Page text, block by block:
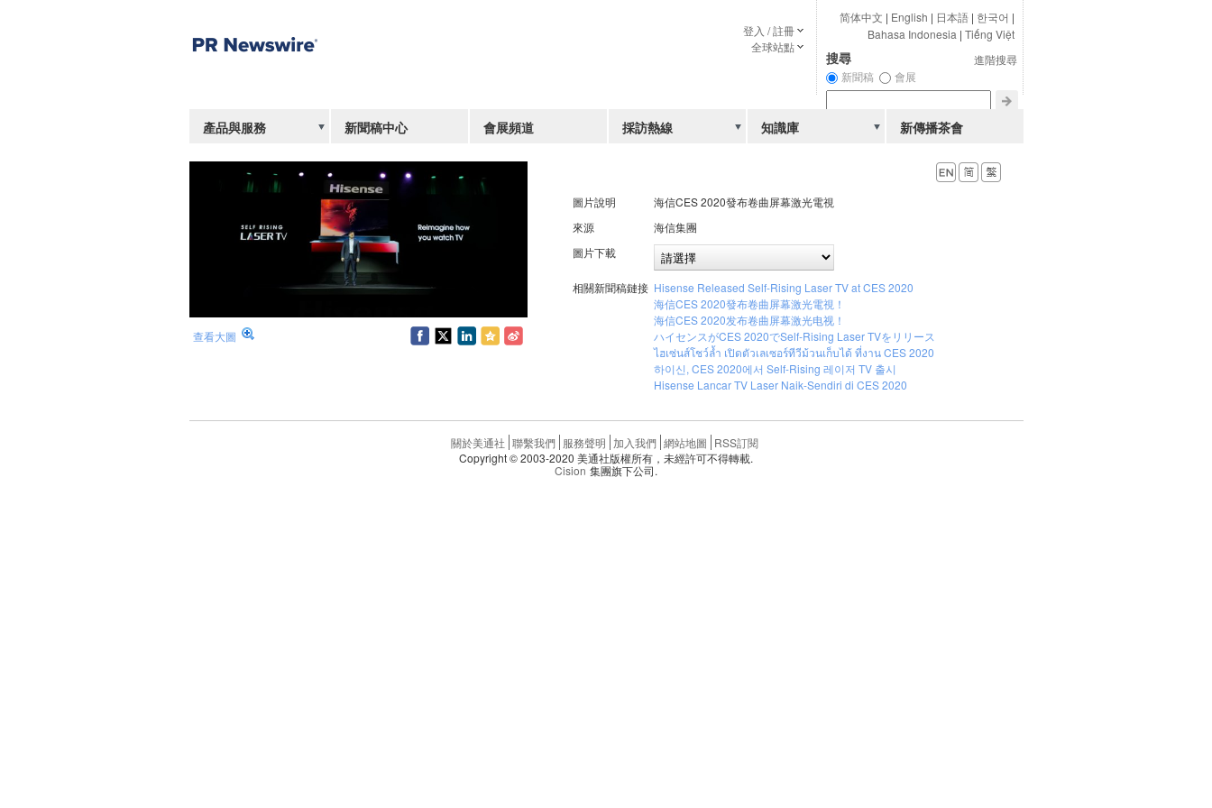
查看大圖
圖片說明
海信CES 2020發布卷曲屏幕激光電視
來源
海信集團
圖片下載
相關新聞稿鏈接 Hisense Released Self-Rising Laser TV at CES 2020
海信CES 2020發布卷曲屏幕激光電視！
海信CES 2020发布卷曲屏幕激光电视！
ハイセンスがCES 2020でSelf-Rising Laser TVをリリース
ไฮเซ่นส์โชว์ล้ำ เปิดตัวเลเซอร์ทีวีม้วนเก็บได้ ที่งาน CES 2020
하이신, CES 2020에서 Self-Rising 레이저 TV 출시
Hisense Lancar TV Laser Naik-Sendiri di CES 2020
简体中文 | English | 日本語| 한국어 |
Bahasa Indonesia | Tiếng Việt
進階搜尋
搜尋
新聞稿 會展
登入 / 註冊
全球站點
產品與服務 新聞稿中心 會展頻道 採訪熱線 知識庫 新傳播茶會
關於美通社 聯繫我們 服務聲明 加入我們 網站地圖 RSS訂閱
Copyright © 2003-2020 美通社版權所有，未經許可不得轉載.
Cision 集團旗下公司.